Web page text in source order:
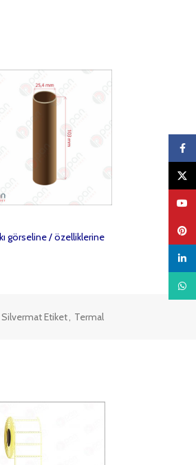
görseline / özelliklerine
Silvermat Etiket, Termal